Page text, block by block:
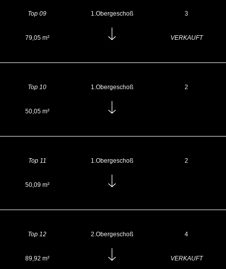
Top 09 1.Obergeschoß 3
79,05 m² VERKAUFT
Top 10 1.Obergeschoß 2
50,05 m²
Top 11 1.Obergeschoß 2
50,09 m²
Top 12 2.Obergeschoß 4
89,92 m² VERKAUFT